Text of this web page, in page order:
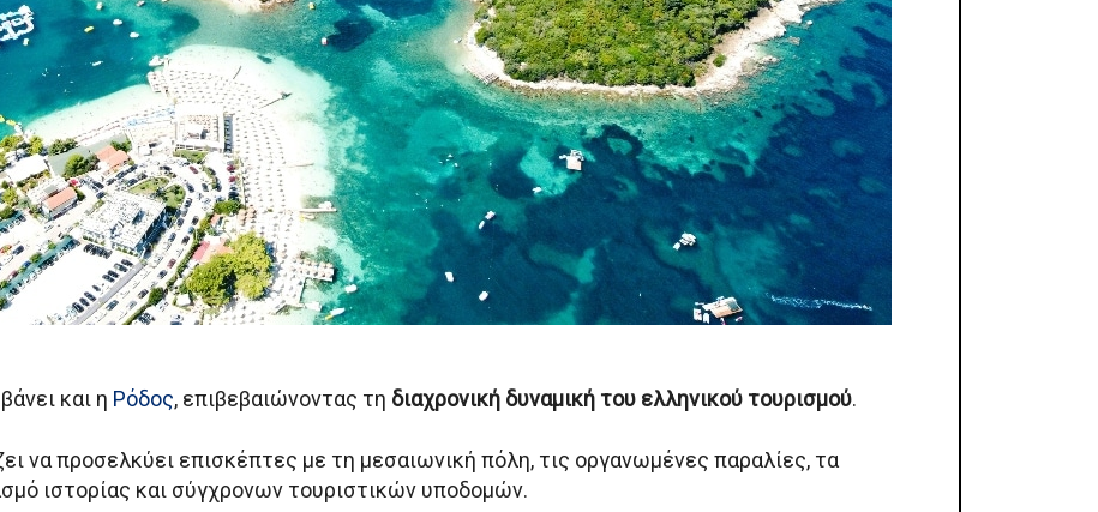
και η Ρόδος, επιβεβαιώνοντας τη διαχρονική δυναμική του ελληνικού τουρισμού.
να προσελκύει επισκέπτες με τη μεσαιωνική πόλη, τις οργανωμένες παραλίες, τα
ιστορίας και σύγχρονων τουριστικών υποδομών.